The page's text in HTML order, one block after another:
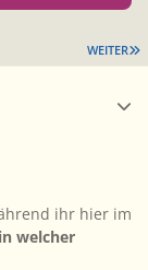
WEITER
ihr hier im
welcher